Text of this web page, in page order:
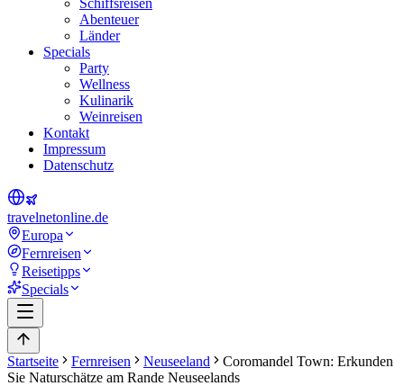
Schiffsreisen
Abenteuer
Länder
Specials
Party
Wellness
Kulinarik
Weinreisen
Kontakt
Impressum
Datenschutz
travelnetonline.de
Europa
Fernreisen
Reisetipps
Specials
Startseite Fernreisen Neuseeland
Coromandel Town: Erkunden
Sie Naturschätze am Rande Neuseelands